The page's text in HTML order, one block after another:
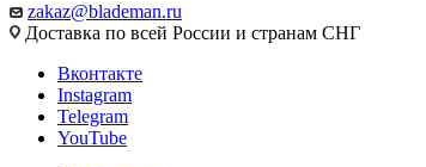
zakaz@blademan.ru
Доставка по всей России и странам СНГ
Вконтакте
Instagram
Telegram
YouTube